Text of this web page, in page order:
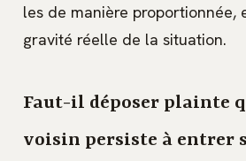
les de manière proportionnée,
gravité réelle de la situation.
Faut-il déposer plainte
voisin persiste à entrer